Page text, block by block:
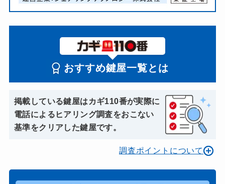
おすすめ鍵屋一覧とは
掲載している鍵屋はカギ110番が実際に
電話によるヒアリング調査をおこない
基準をクリアした鍵屋です。
調査ポイントについて